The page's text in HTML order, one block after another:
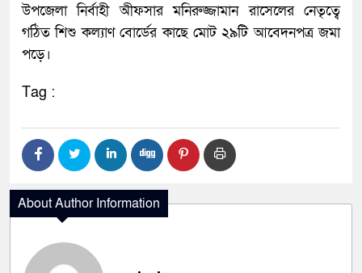
উপজেলা নির্বাহী অীফসার মনিরুজ্জামান রাসেলের নেতৃত্বে
গঠিত শিশু কল্যাণ বোর্ডের কাছে মোট ২৯টি আবেদনপত্র জমা
পড়ে।
Tag :
About Author Information